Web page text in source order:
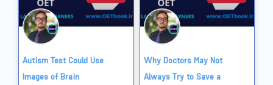
Autism Test Could Use
Images of Brain
Why Doctors May Not
Always Try to Save a